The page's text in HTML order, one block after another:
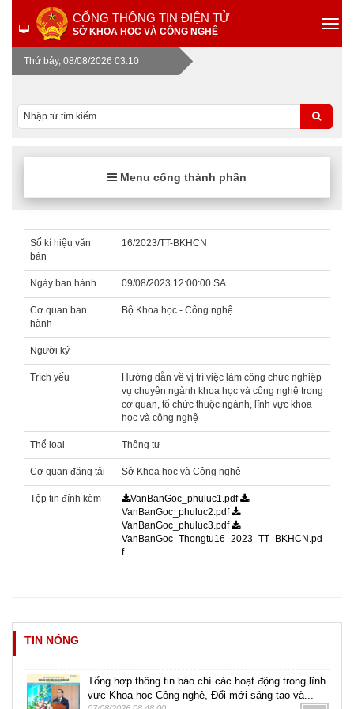
CỔNG THÔNG TIN ĐIỆN TỬ
SỞ KHOA HỌC VÀ CÔNG NGHỆ
Thứ bảy, 08/08/2026 03:10
Menu cổng thành phần
Số kí hiệu văn
bản
16/2023/TT-BKHCN
Ngày ban hành 09/08/2023 12:00:00 SA
Cơ quan ban
hành
Bộ Khoa học - Công nghệ
Người ký
Trích yếu
Hướng dẫn về vị trí việc làm công chức nghiệp
vụ chuyên ngành khoa học và công nghệ trong
cơ quan, tổ chức thuộc ngành, lĩnh vực khoa
học và công nghệ
Thể loại Thông tư
Cơ quan đăng tải Sở Khoa học và Công nghệ
Tệp tin đính kèm
VanBanGoc_phuluc1.pdf
VanBanGoc_phuluc2.pdf
VanBanGoc_phuluc3.pdf
VanBanGoc_Thongtu16_2023_TT_BKHCN.pd
f
TIN NÓNG
Tổng hợp thông tin báo chí các hoạt động trong lĩnh
vực Khoa học Công nghệ, Đổi mới sáng tạo và...